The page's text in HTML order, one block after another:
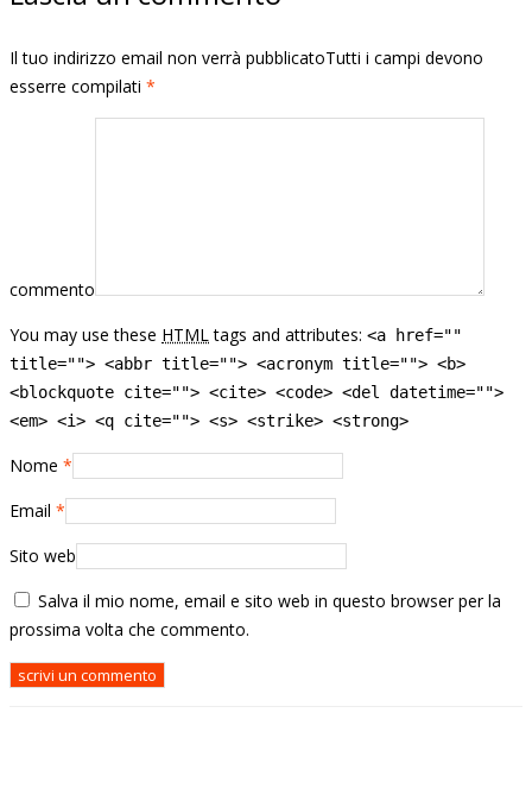
Il tuo indirizzo email non verrà pubblicatoTutti i campi devono
esserre compilati *
commento
You may use these HTML tags and attributes: <a href=""
title=""> <abbr title=""> <acronym title=""> <b>
<blockquote cite=""> <cite> <code> <del datetime="">
<em> <i> <q cite=""> <s> <strike> <strong>
Nome *
Email *
Sito web
Salva il mio nome, email e sito web in questo browser per la
prossima volta che commento.